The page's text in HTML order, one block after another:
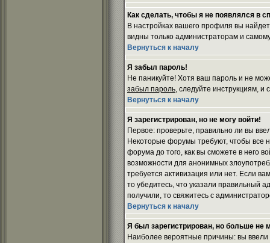
Как сделать, чтобы я не появлялся в
В настройках вашего профиля вы
видны только администраторам и
Вернуться к началу
Я забыл пароль!
Не паникуйте! Хотя ваш пароль и не
забыл пароль, следуйте инструкциям,
Вернуться к началу
Я зарегистрирован, но не могу войти!
Первое: проверьте, правильно ли вы
Некоторые форумы требуют, чтобы все
форума до того, как вы сможете в него
возможности для анонимных
требуется активизация или нет. Если
то убедитесь, что указали правильный
получили, то свяжитесь с
Вернуться к началу
Я был зарегистрирован, но больше не
Наиболее вероятные причины: вы ввели